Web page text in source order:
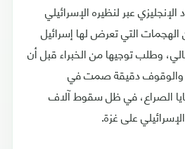
الإنجليزي عبر لنظيره الإسرائيلي
التي تعرض لها إسرائيل
وطلب توجيها من الخبراء قبل أن
والوقوف دقيقة صمت في
الصراع، في ظل سقوط آلاف
على غزة.